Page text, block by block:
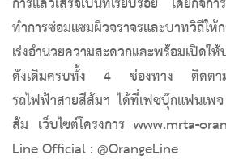
ทำการซ่อมแซมผิวจราจรและบาทวิถีใ
เร่งอำนวยความสะดวกและพร้อมเปิดใ
ดังเดิมครบทั้ง 4 ช่องทาง ติดตามข้
รถไฟฟ้าสายสีส้มฯ ได้ที่เฟซบุ๊กแฟนเพ
ส้ม เว็บไซต์โครงการ www.mrta-
Line Official : @OrangeLine